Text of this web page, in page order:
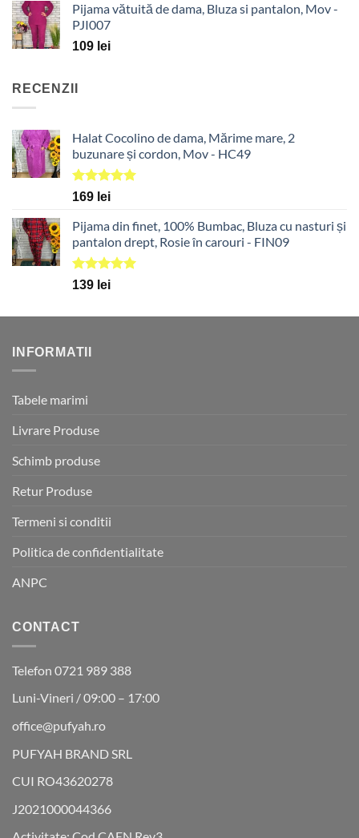
a
este:
Pijama vătuită de dama, Bluza si pantalon, Mov -
PJI007
109 lei
RECENZII
Halat Cocolino de dama, Mărime mare, 2
buzunare și cordon, Mov - HC49
Evaluat la
169 lei
Pijama din finet, 100% Bumbac, Bluza cu nasturi și
pantalon drept, Rosie în carouri - FIN09
Evaluat la
139 lei
INFORMATII
Tabele marimi
Livrare Produse
Schimb produse
Retur Produse
Termeni si conditii
Politica de confidentialitate
ANPC
CONTACT
Telefon 0721 989 388
Luni-Vineri / 09:00 – 17:00
office@pufyah.ro
PUFYAH BRAND SRL
CUI RO43620278
J2021000044366